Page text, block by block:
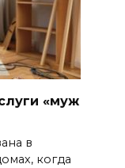
«муж
в
когда